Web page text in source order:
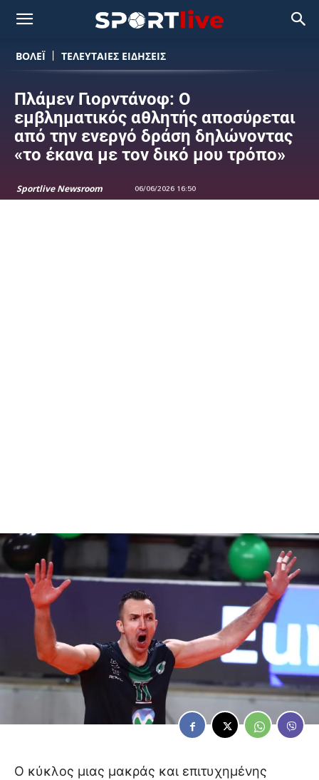
ΒΟΛΕΪ ΤΕΛΕΥΤΑΙΕΣ ΕΙΔΗΣΕΙΣ
Πλάμεν Γιορντάνοφ: Ο
εμβληματικός αθλητής αποσύρεται
από την ενεργό δράση δηλώνοντας
«το έκανα με τον δικό μου τρόπο»
Sportlive Newsroom 06/06/2026 16:50
Ο κύκλος μιας μακράς και επιτυχημένης